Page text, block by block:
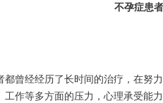
不孕症患
都曾经经历了长时间的治疗，在努
工作等多方面的压力，心理承受能